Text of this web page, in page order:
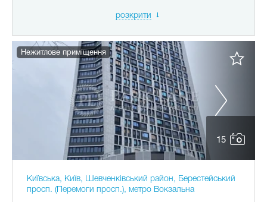
розкрити
15
Нежитлове приміщення
Київська, Київ, Шевченківський район, Берестейський
просп. (Перемоги просп.), метро Вокзальна